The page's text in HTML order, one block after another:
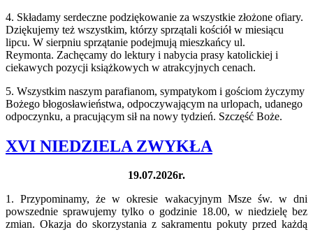
4. Składamy serdeczne podziękowanie za wszystkie złożone ofiary.
Dziękujemy też wszystkim, którzy sprzątali kościół w miesiącu
lipcu. W sierpniu sprzątanie podejmują mieszkańcy ul.
Reymonta. Zachęcamy do lektury i nabycia prasy katolickiej i
ciekawych pozycji książkowych w atrakcyjnych cenach.
5. Wszystkim naszym parafianom, sympatykom i gościom życzymy
Bożego błogosławieństwa, odpoczywającym na urlopach, udanego
odpoczynku, a pracującym sił na nowy tydzień. Szczęść Boże.
XVI NIEDZIELA ZWYKŁA
19.07.2026r.
1. Przypominamy, że w okresie wakacyjnym Msze św. w dni
powszednie sprawujemy tylko o godzinie 18.00, w niedzielę bez
zmian. Okazja do skorzystania z sakramentu pokuty przed każdą